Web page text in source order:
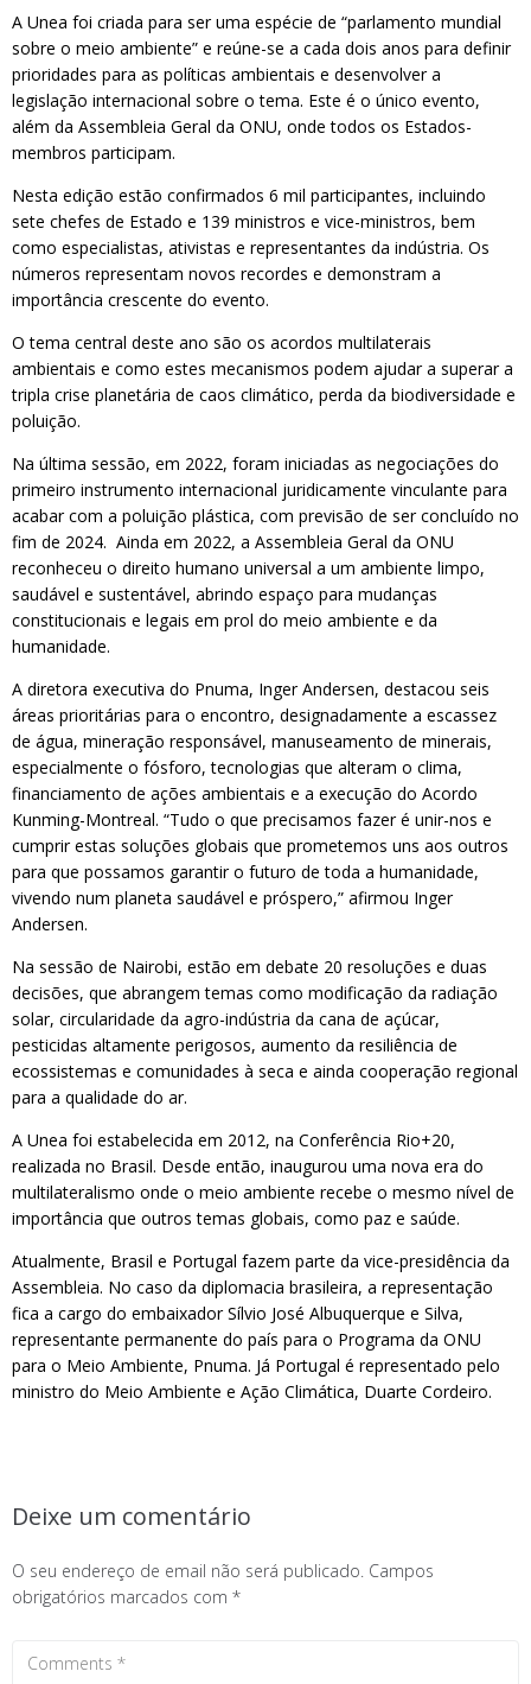
A Unea foi criada para ser uma espécie de “parlamento mundial
sobre o meio ambiente” e reúne-se a cada dois anos para definir
prioridades para as políticas ambientais e desenvolver a
legislação internacional sobre o tema. Este é o único evento,
além da Assembleia Geral da ONU, onde todos os Estados-
membros participam.
Nesta edição estão confirmados 6 mil participantes, incluindo
sete chefes de Estado e 139 ministros e vice-ministros, bem
como especialistas, ativistas e representantes da indústria. Os
números representam novos recordes e demonstram a
importância crescente do evento.
O tema central deste ano são os acordos multilaterais
ambientais e como estes mecanismos podem ajudar a superar a
tripla crise planetária de caos climático, perda da biodiversidade e
poluição.
Na última sessão, em 2022, foram iniciadas as negociações do
primeiro instrumento internacional juridicamente vinculante para
acabar com a poluição plástica, com previsão de ser concluído no
fim de 2024. Ainda em 2022, a Assembleia Geral da ONU
reconheceu o direito humano universal a um ambiente limpo,
saudável e sustentável, abrindo espaço para mudanças
constitucionais e legais em prol do meio ambiente e da
humanidade.
A diretora executiva do Pnuma, Inger Andersen, destacou seis
áreas prioritárias para o encontro, designadamente a escassez
de água, mineração responsável, manuseamento de minerais,
especialmente o fósforo, tecnologias que alteram o clima,
financiamento de ações ambientais e a execução do Acordo
Kunming-Montreal. “Tudo o que precisamos fazer é unir-nos e
cumprir estas soluções globais que prometemos uns aos outros
para que possamos garantir o futuro de toda a humanidade,
vivendo num planeta saudável e próspero,” afirmou Inger
Andersen.
Na sessão de Nairobi, estão em debate 20 resoluções e duas
decisões, que abrangem temas como modificação da radiação
solar, circularidade da agro-indústria da cana de açúcar,
pesticidas altamente perigosos, aumento da resiliência de
ecossistemas e comunidades à seca e ainda cooperação regional
para a qualidade do ar.
A Unea foi estabelecida em 2012, na Conferência Rio+20,
realizada no Brasil. Desde então, inaugurou uma nova era do
multilateralismo onde o meio ambiente recebe o mesmo nível de
importância que outros temas globais, como paz e saúde.
Atualmente, Brasil e Portugal fazem parte da vice-presidência da
Assembleia. No caso da diplomacia brasileira, a representação
fica a cargo do embaixador Sílvio José Albuquerque e Silva,
representante permanente do país para o Programa da ONU
para o Meio Ambiente, Pnuma. Já Portugal é representado pelo
ministro do Meio Ambiente e Ação Climática, Duarte Cordeiro.
Deixe um comentário
O seu endereço de email não será publicado. Campos
obrigatórios marcados com *